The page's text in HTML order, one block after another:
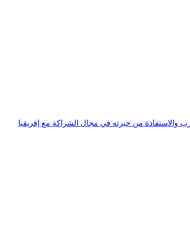
والاستفادة من خبرته في مجال الشراكة مع إفريقيا